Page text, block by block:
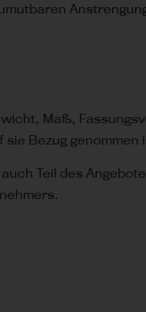
Maß,
Bezug genommen
Teil des